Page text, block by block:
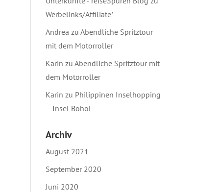
Werbelinks/Affiliate*
Andrea zu Abendliche Spritztour
mit dem Motorroller
Karin zu Abendliche Spritztour mit
dem Motorroller
Karin zu Philippinen Inselhopping
– Insel Bohol
Archiv
August 2021
September 2020
Juni 2020